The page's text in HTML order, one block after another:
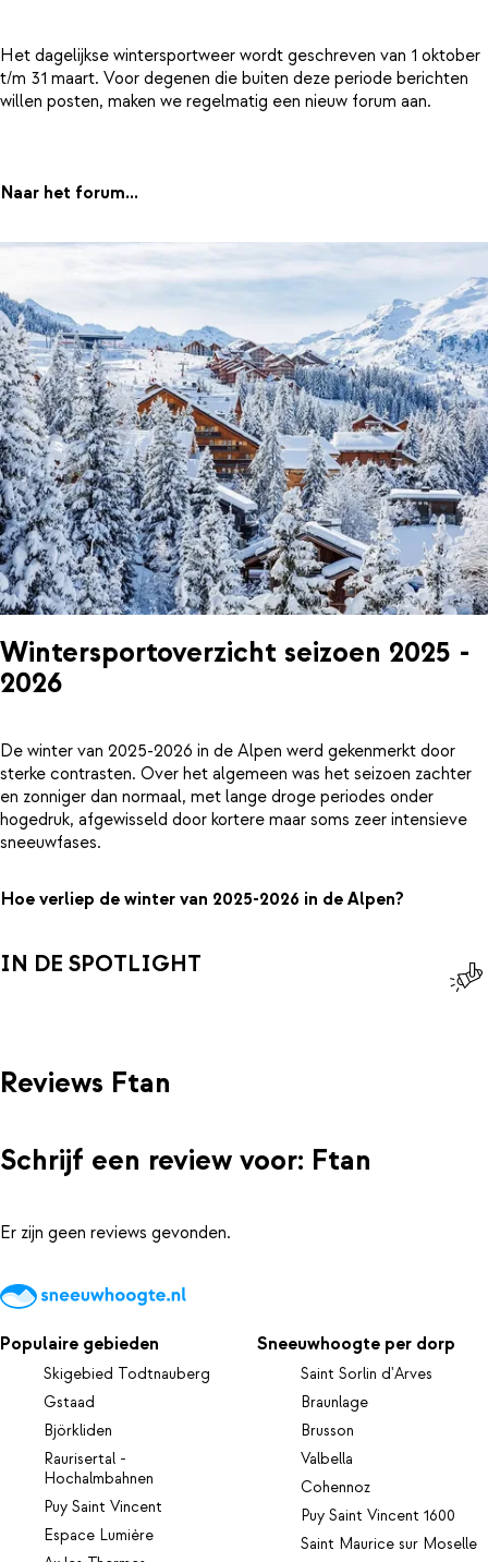
Het dagelijkse wintersportweer wordt geschreven van 1 oktober
t/m 31 maart. Voor degenen die buiten deze periode berichten
willen posten, maken we regelmatig een nieuw forum aan.
Naar het forum...
Wintersportoverzicht seizoen 2025 -
2026
De winter van 2025-2026 in de Alpen werd gekenmerkt door
sterke contrasten. Over het algemeen was het seizoen zachter
en zonniger dan normaal, met lange droge periodes onder
hogedruk, afgewisseld door kortere maar soms zeer intensieve
sneeuwfases.
Hoe verliep de winter van 2025-2026 in de Alpen?
IN DE SPOTLIGHT
Reviews Ftan
Schrijf een review voor: Ftan
Er zijn geen reviews gevonden.
Populaire gebieden
Skigebied Todtnauberg
Gstaad
Björkliden
Raurisertal -
Hochalmbahnen
Puy Saint Vincent
Espace Lumière
Sneeuwhoogte per dorp
Saint Sorlin d'Arves
Braunlage
Brusson
Valbella
Cohennoz
Puy Saint Vincent 1600
Saint Maurice sur Moselle